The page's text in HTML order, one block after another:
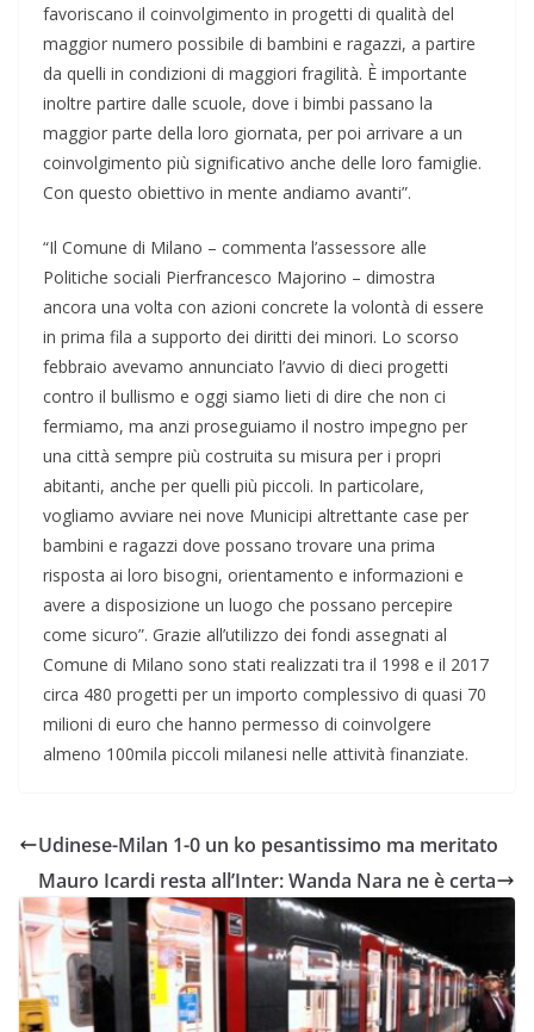
favoriscano il coinvolgimento in progetti di qualità del
maggior numero possibile di bambini e ragazzi, a partire
da quelli in condizioni di maggiori fragilità. È importante
inoltre partire dalle scuole, dove i bimbi passano la
maggior parte della loro giornata, per poi arrivare a un
coinvolgimento più significativo anche delle loro famiglie.
Con questo obiettivo in mente andiamo avanti”.
“Il Comune di Milano – commenta l’assessore alle
Politiche sociali Pierfrancesco Majorino – dimostra
ancora una volta con azioni concrete la volontà di essere
in prima fila a supporto dei diritti dei minori. Lo scorso
febbraio avevamo annunciato l’avvio di dieci progetti
contro il bullismo e oggi siamo lieti di dire che non ci
fermiamo, ma anzi proseguiamo il nostro impegno per
una città sempre più costruita su misura per i propri
abitanti, anche per quelli più piccoli. In particolare,
vogliamo avviare nei nove Municipi altrettante case per
bambini e ragazzi dove possano trovare una prima
risposta ai loro bisogni, orientamento e informazioni e
avere a disposizione un luogo che possano percepire
come sicuro”. Grazie all’utilizzo dei fondi assegnati al
Comune di Milano sono stati realizzati tra il 1998 e il 2017
circa 480 progetti per un importo complessivo di quasi 70
milioni di euro che hanno permesso di coinvolgere
almeno 100mila piccoli milanesi nelle attività finanziate.
Udinese-Milan 1-0 un ko pesantissimo ma meritato
Mauro Icardi resta all’Inter: Wanda Nara ne è certa